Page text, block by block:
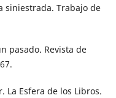
siniestrada. Trabajo de
pasado. Revista de
La Esfera de los Libros.